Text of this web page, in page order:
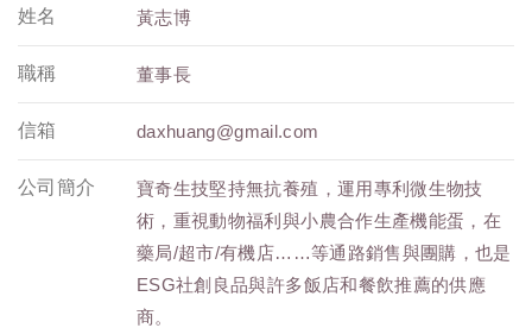
公司簡介
寶奇生技堅持無抗養殖，運用專利微生物技
術，重視動物福利與小農合作生產機能蛋，在
藥局/超市/有機店……等通路銷售與團購，也是
ESG社創良品與許多飯店和餐飲推薦的供應
商。
姓名 黃志博
職稱 董事長
信箱 daxhuang@gmail.com